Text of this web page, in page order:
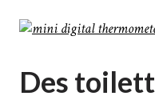
Des